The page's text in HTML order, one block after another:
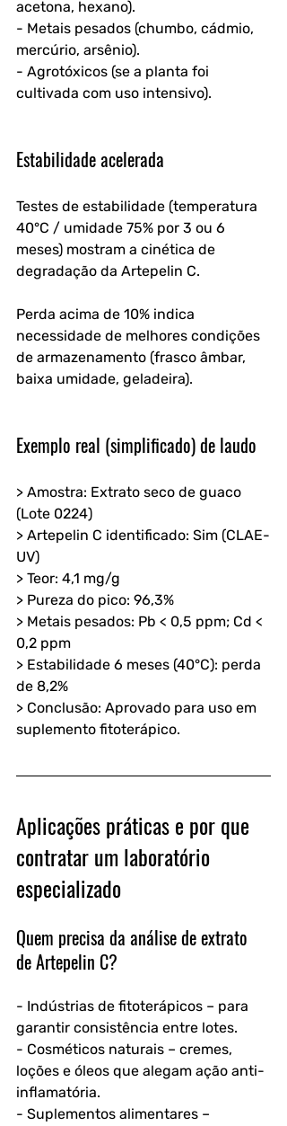
acetona, hexano).
- Metais pesados (chumbo, cádmio,
mercúrio, arsênio).
- Agrotóxicos (se a planta foi
cultivada com uso intensivo).
Estabilidade acelerada
Testes de estabilidade (temperatura
40°C / umidade 75% por 3 ou 6
meses) mostram a cinética de
degradação da Artepelin C.
Perda acima de 10% indica
necessidade de melhores condições
de armazenamento (frasco âmbar,
baixa umidade, geladeira).
Exemplo real (simplificado) de laudo
> Amostra: Extrato seco de guaco
(Lote 0224)
> Artepelin C identificado: Sim (CLAE-
UV)
> Teor: 4,1 mg/g
> Pureza do pico: 96,3%
> Metais pesados: Pb < 0,5 ppm; Cd <
0,2 ppm
> Estabilidade 6 meses (40°C): perda
de 8,2%
> Conclusão: Aprovado para uso em
suplemento fitoterápico.
Aplicações práticas e por que
contratar um laboratório
especializado
Quem precisa da análise de extrato
de Artepelin C?
- Indústrias de fitoterápicos – para
garantir consistência entre lotes.
- Cosméticos naturais – cremes,
loções e óleos que alegam ação anti-
inflamatória.
- Suplementos alimentares –